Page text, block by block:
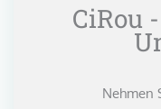
CiRou
Nehmen